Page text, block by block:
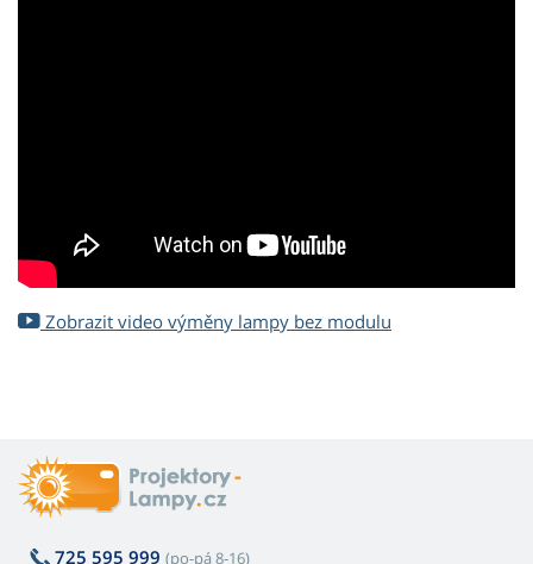
Zobrazit video výměny lampy bez modulu
725 595 999 (po-pá 8-16)